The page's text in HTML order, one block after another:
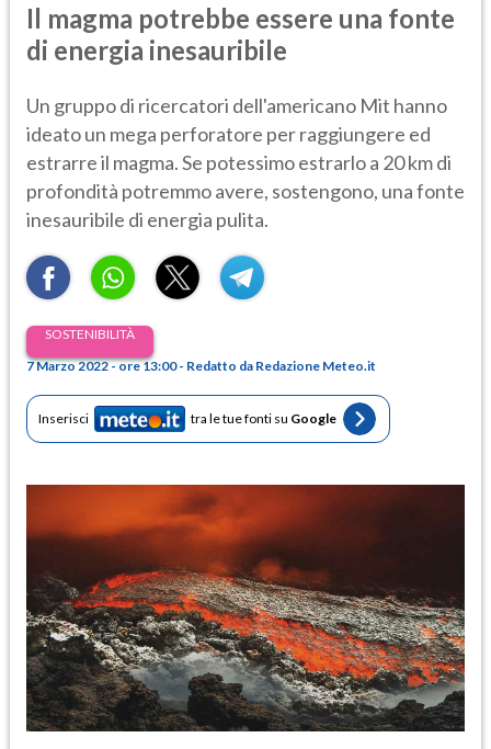
Il magma potrebbe essere una fonte
di energia inesauribile
Un gruppo di ricercatori dell'americano Mit hanno
ideato un mega perforatore per raggiungere ed
estrarre il magma. Se potessimo estrarlo a 20 km di
profondità potremmo avere, sostengono, una fonte
inesauribile di energia pulita.
SOSTENIBILITÀ
7 Marzo 2022 - ore 13:00 - Redatto da Redazione Meteo.it
Inserisci tra le tue fonti su Google